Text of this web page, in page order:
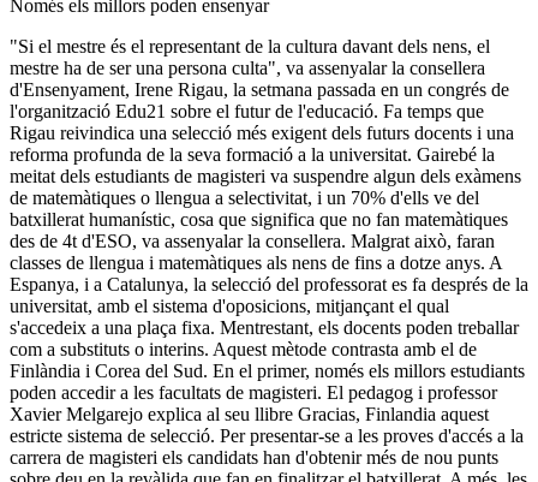
Només els millors poden ensenyar
"Si el mestre és el representant de la cultura davant dels nens, el
mestre ha de ser una persona culta", va assenyalar la consellera
d'Ensenyament, Irene Rigau, la setmana passada en un congrés de
l'organització Edu21 sobre el futur de l'educació. Fa temps que
Rigau reivindica una selecció més exigent dels futurs docents i una
reforma profunda de la seva formació a la universitat. Gairebé la
meitat dels estudiants de magisteri va suspendre algun dels exàmens
de matemàtiques o llengua a selectivitat, i un 70% d'ells ve del
batxillerat humanístic, cosa que significa que no fan matemàtiques
des de 4t d'ESO, va assenyalar la consellera. Malgrat això, faran
classes de llengua i matemàtiques als nens de fins a dotze anys. A
Espanya, i a Catalunya, la selecció del professorat es fa després de la
universitat, amb el sistema d'oposicions, mitjançant el qual
s'accedeix a una plaça fixa. Mentrestant, els docents poden treballar
com a substituts o interins. Aquest mètode contrasta amb el de
Finlàndia i Corea del Sud. En el primer, només els millors estudiants
poden accedir a les facultats de magisteri. El pedagog i professor
Xavier Melgarejo explica al seu llibre Gracias, Finlandia aquest
estricte sistema de selecció. Per presentar-se a les proves d'accés a la
carrera de magisteri els candidats han d'obtenir més de nou punts